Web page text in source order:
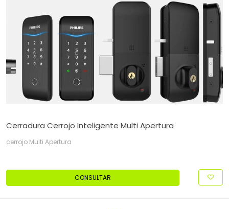
Cerradura Cerrojo Inteligente Multi Apertura
cerrojo Multi Apertura
CONSULTAR